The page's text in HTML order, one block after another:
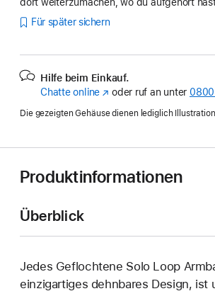
Für später sichern
Hilfe beim Einkauf.
Chatte online (Öffnet
neues
oder ruf an unter
Die gezeigten Gehäuse dienen lediglich
Produktinformationen
Überblick
Jedes Geflochtene Solo Loop
einzig­artiges dehn­bares Design, ist